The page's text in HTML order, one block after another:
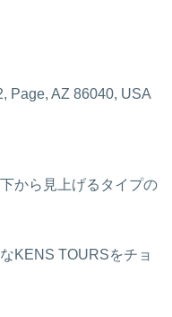
Page, AZ 86040, USA
から見上げるタイプの
KENS TOURSをチョ